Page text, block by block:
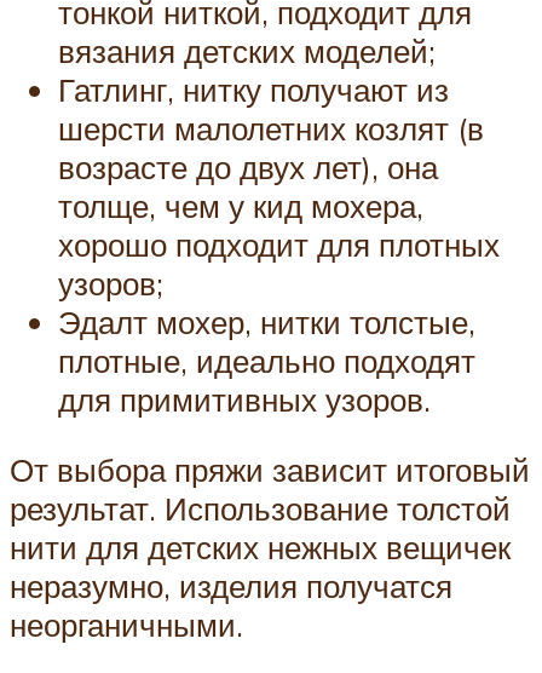
тонкой ниткой, подходит для
вязания детских моделей;
Гатлинг, нитку получают из
шерсти малолетних козлят (в
возрасте до двух лет), она
толще, чем у кид мохера,
хорошо подходит для плотных
узоров;
Эдалт мохер, нитки толстые,
плотные, идеально подходят
для примитивных узоров.
От выбора пряжи зависит итоговый
результат. Использование толстой
нити для детских нежных вещичек
неразумно, изделия получатся
неорганичными.